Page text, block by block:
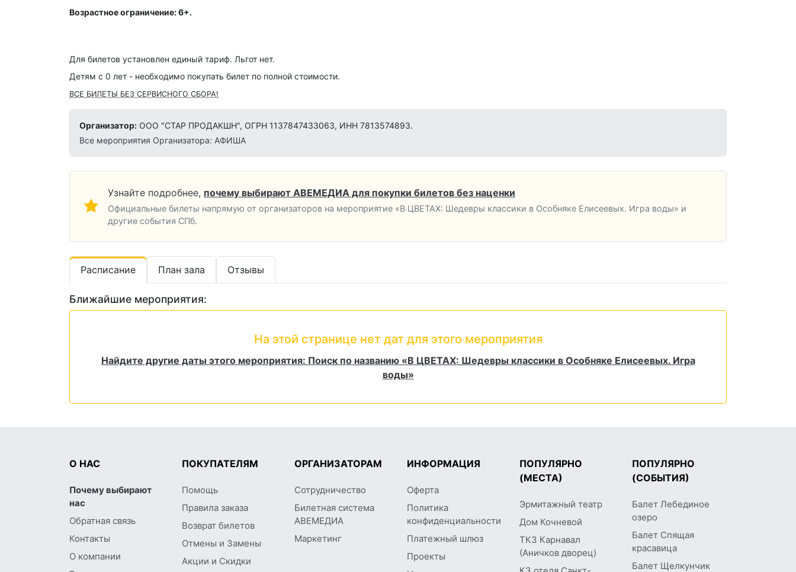
Возрастное ограничение: 6+.
Для билетов установлен единый тариф. Льгот нет.
Детям с 0 лет - необходимо покупать билет по полной стоимости.
ВСЕ БИЛЕТЫ БЕЗ СЕРВИСНОГО СБОРА!
Организатор: ООО "СТАР ПРОДАКШН", ОГРН 1137847433063, ИНН 7813574893.
Все мероприятия Организатора: АФИША
Узнайте подробнее, почему выбирают АВЕМЕДИА для покупки билетов без наценки
Официальные билеты напрямую от организаторов на мероприятие «В ЦВЕТАХ: Шедевры классики в Особняке Елисеевых. Игра воды» и
другие события СПб.
Расписание План зала Отзывы
Ближайшие мероприятия:
На этой странице нет дат для этого мероприятия
Найдите другие даты этого мероприятия: Поиск по названию «В ЦВЕТАХ: Шедевры классики в Особняке Елисеевых. Игра
воды»
О НАС
Почему выбирают
нас
Обратная связь
Контакты
О компании
ПОКУПАТЕЛЯМ
Помощь
Правила заказа
Возврат билетов
Отмены и Замены
Акции и Скидки
ОРГАНИЗАТОРАМ
Сотрудничество
Билетная система
АВЕМЕДИА
Маркетинг
ИНФОРМАЦИЯ
Оферта
Политика
конфиденциальности
Платежный шлюз
Проекты
ПОПУЛЯРНО
(МЕСТА)
Эрмитажный театр
Дом Кочневой
ТКЗ Карнавал
(Аничков дворец)
ПОПУЛЯРНО
(СОБЫТИЯ)
Балет Лебединое
озеро
Балет Спящая
красавица
Балет Щелкунчик